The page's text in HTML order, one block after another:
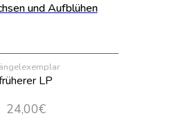
und Aufblühen
LP
24,00€